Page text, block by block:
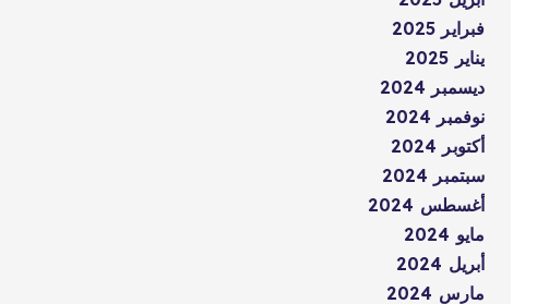
فبراير 2025
يناير 2025
ديسمبر 2024
نوفمبر 2024
أكتوبر 2024
سبتمبر 2024
أغسطس 2024
مايو 2024
أبريل 2024
مارس 2024